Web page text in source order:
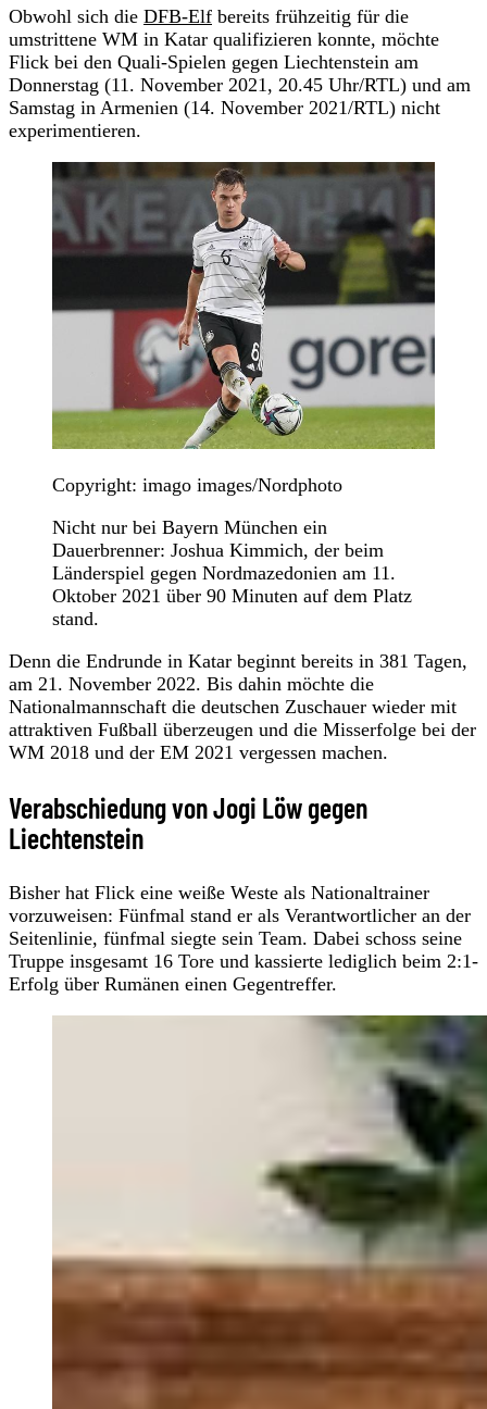
Obwohl sich die DFB-Elf bereits frühzeitig für die
umstrittene WM in Katar qualifizieren konnte, möchte
Flick bei den Quali-Spielen gegen Liechtenstein am
Donnerstag (11. November 2021, 20.45 Uhr/RTL) und am
Samstag in Armenien (14. November 2021/RTL) nicht
experimentieren.
Copyright: imago images/Nordphoto
Nicht nur bei Bayern München ein
Dauerbrenner: Joshua Kimmich, der beim
Länderspiel gegen Nordmazedonien am 11.
Oktober 2021 über 90 Minuten auf dem Platz
stand.
Denn die Endrunde in Katar beginnt bereits in 381 Tagen,
am 21. November 2022. Bis dahin möchte die
Nationalmannschaft die deutschen Zuschauer wieder mit
attraktiven Fußball überzeugen und die Misserfolge bei der
WM 2018 und der EM 2021 vergessen machen.
Verabschiedung von Jogi Löw gegen
Liechtenstein
Bisher hat Flick eine weiße Weste als Nationaltrainer
vorzuweisen: Fünfmal stand er als Verantwortlicher an der
Seitenlinie, fünfmal siegte sein Team. Dabei schoss seine
Truppe insgesamt 16 Tore und kassierte lediglich beim 2:1-
Erfolg über Rumänen einen Gegentreffer.